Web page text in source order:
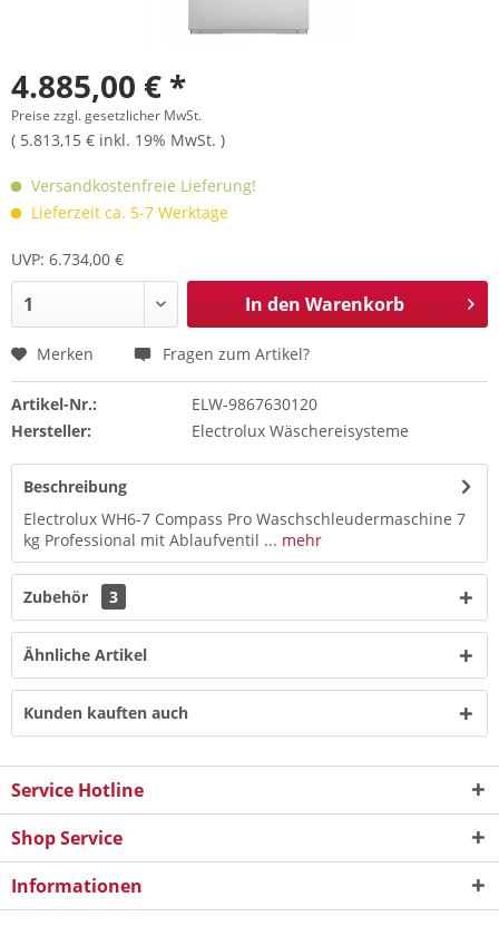
4.885,00 € *
Preise zzgl. gesetzlicher MwSt.
( 5.813,15 € inkl. 19% MwSt. )
Versandkostenfreie Lieferung!
Lieferzeit ca. 5-7 Werktage
UVP: 6.734,00 €
In den Warenkorb
Merken Fragen zum Artikel?
Artikel-Nr.:
ELW-9867630120
Hersteller:
Electrolux Wäschereisysteme
Beschreibung
Electrolux WH6-7 Compass Pro Waschschleudermaschine 7
kg Professional mit Ablaufventil ... mehr
Zubehör 3
Ähnliche Artikel
Kunden kauften auch
Service Hotline
Shop Service
Informationen